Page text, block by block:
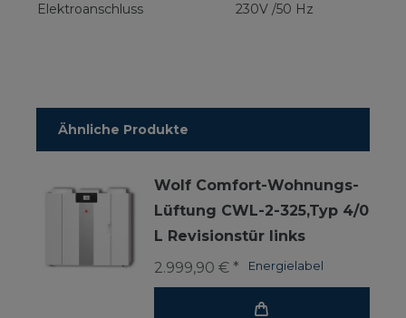
Elektroanschluss
230V /50 Hz
Ähnliche Produkte
Wolf Comfort-Wohnungs-
Lüftung CWL-2-325,Typ 4/0
L Revisionstür links
Energielabel
2.999,90 € *